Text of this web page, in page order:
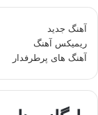
آهنگ جدید
ریمیکس آهنگ
آهنگ های پرطرفدار